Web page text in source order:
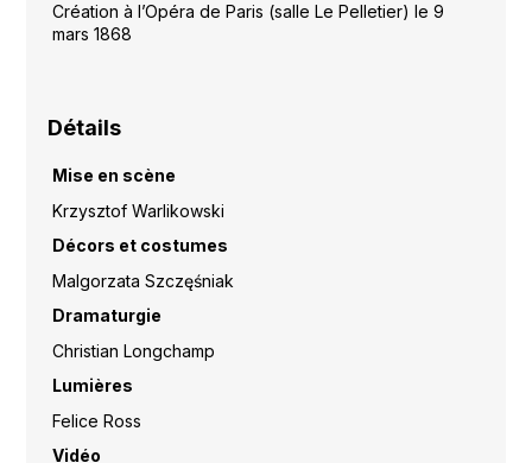
Création à l’Opéra de Paris (salle Le Pelletier) le 9
mars 1868
Détails
Mise en scène
Krzysztof Warlikowski
Décors et costumes
Malgorzata Szczęśniak
Dramaturgie
Christian Longchamp
Lumières
Felice Ross
Vidéo